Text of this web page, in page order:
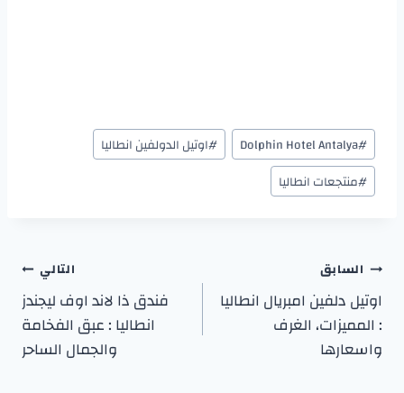
#
Dolphin Hotel Antalya
#اوتيل الدولفين انطاليا
#منتجعات انطاليا
السابق
اوتيل دلفين امبريال انطاليا
: المميزات، الغرف
واسعارها
التالي
فندق ذا لاند اوف ليجندز
انطاليا : عبق الفخامة
والجمال الساحر